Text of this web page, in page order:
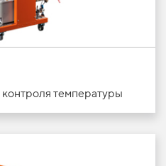
температуры